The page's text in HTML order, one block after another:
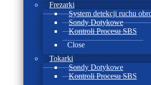
Frezarki
System detekcji ruchu
Sondy Dotykowe
Kontroli Procesu SBS
Close
Tokarki
Sondy Dotykowe
Kontroli Procesu SBS